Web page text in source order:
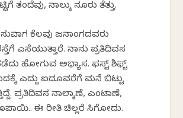
ತಂದೆವು, ನಾಲ್ಕು ನೂರು ತೆತ್ತು.
ಕೆಲವು ಜನಾಂಗದವರು
ಎಸೆಯುತ್ತಾರೆ. ನಾನು ಪ್ರತಿದಿವಸ
ಹೋಗುವ ಅಭ್ಯಾಸ. ಫಸ್ಟ್ ಶಿಫ್ಟ್
ಎದ್ದು ಐದೂವರೆಗೆ ಮನೆ ಬಿಟ್ಟು
ಪ್ರತಿದಿವಸ ನಾಲ್ಕಾಣೆ, ಎಂಟಾಣೆ,
ಈ ರೀತಿ ಚಿಲ್ಲರೆ ಸಿಗೋದು.